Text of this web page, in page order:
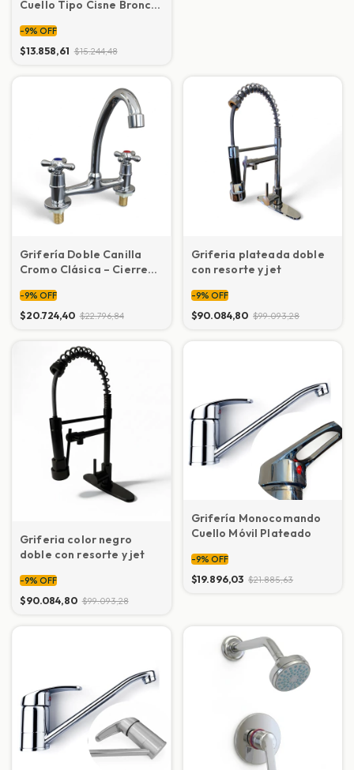
Cuello Tipo Cisne Bronce
-9% OFF
$13.858,61 $15.244,48
Grifería Doble Canilla
Cromo Clásica – Cierre
-9% OFF
$20.724,40 $22.796,84
Griferia plateada doble
con resorte y jet
-9% OFF
$90.084,80 $99.093,28
Griferia color negro
doble con resorte y jet
-9% OFF
$90.084,80 $99.093,28
Grifería Monocomando
Cuello Móvil Plateado
-9% OFF
$19.896,03 $21.885,63